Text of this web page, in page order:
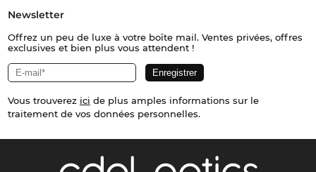
Newsletter
Offrez un peu de luxe à votre boîte mail. Ventes privées, offres
exclusives et bien plus vous attendent !
Vous trouverez ici de plus amples informations sur le
traitement de vos données personnelles.